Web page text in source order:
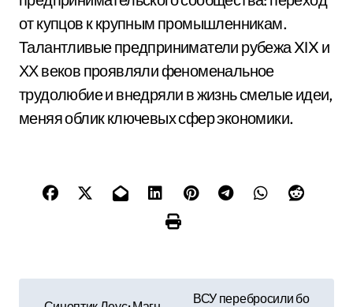
от купцов к крупным промышленникам.
Талантливые предприниматели рубежа XIX и
ХХ веков проявляли феноменальное
трудолюбие и внедряли в жизнь смелые идеи,
меняя облик ключевых сфер экономики.
ВСУ перебросили бо